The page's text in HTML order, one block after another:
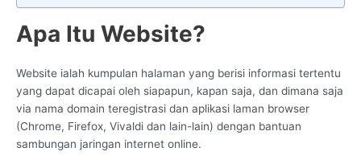
Apa Itu Website?
Website ialah kumpulan halaman yang berisi informasi tertentu
yang dapat dicapai oleh siapapun, kapan saja, dan dimana saja
via nama domain teregistrasi dan aplikasi laman browser
(Chrome, Firefox, Vivaldi dan lain-lain) dengan bantuan
sambungan jaringan internet online.